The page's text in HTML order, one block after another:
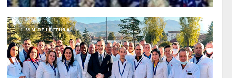
1 MIN DE LECTURA